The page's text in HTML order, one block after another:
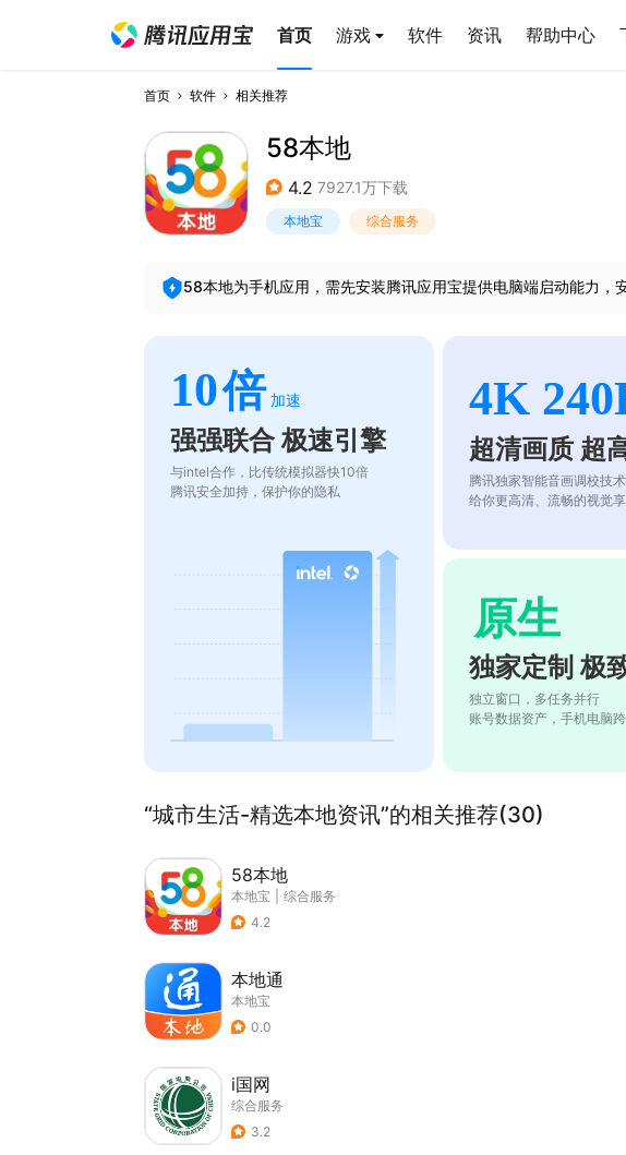
首页 游戏 软件 资讯 帮助中心
首页 软件 相关推荐
58本地
4.2 7927.1万下载
本地宝 综合服务
58本地为手机应用，需先安装腾讯应用宝提供电脑端启动能力，
10倍 加速
强强联合 极速引擎
与intel合作，比传统模拟器快10倍
腾讯安全加持，保护你的隐私
4K
超清画质 超
腾讯独家智能音画调校技术
给你更高清、流畅的视觉
原生
独家定制 极
独立窗口，多任务并行
账号数据资产，手机电脑
“城市生活-精选本地资讯”的相关推荐(30)
58本地
本地宝
综合服务
4.2
本地通
本地宝
0.0
i国网
综合服务
3.2